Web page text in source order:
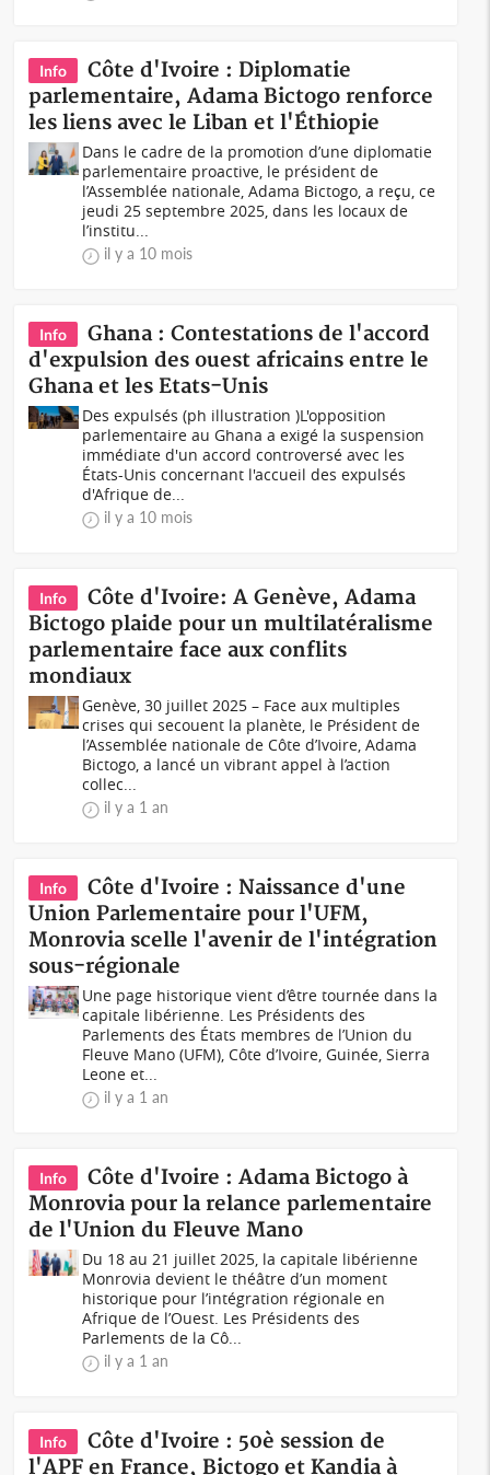
Info
Côte d'Ivoire : Diplomatie
parlementaire, Adama Bictogo renforce
les liens avec le Liban et l'Éthiopie
Dans le cadre de la promotion d’une diplomatie
parlementaire proactive, le président de
l’Assemblée nationale, Adama Bictogo, a reçu, ce
jeudi 25 septembre 2025, dans les locaux de
l’institu...
il y a 10 mois
Info
Ghana : Contestations de l'accord
d'expulsion des ouest africains entre le
Ghana et les Etats-Unis
Des expulsés (ph illustration )L'opposition
parlementaire au Ghana a exigé la suspension
immédiate d'un accord controversé avec les
États-Unis concernant l'accueil des expulsés
d'Afrique de...
il y a 10 mois
Info
Côte d'Ivoire: A Genève, Adama
Bictogo plaide pour un multilatéralisme
parlementaire face aux conflits
mondiaux
Genève, 30 juillet 2025 – Face aux multiples
crises qui secouent la planète, le Président de
l’Assemblée nationale de Côte d’Ivoire, Adama
Bictogo, a lancé un vibrant appel à l’action
collec...
il y a 1 an
Info
Côte d'Ivoire : Naissance d'une
Union Parlementaire pour l'UFM,
Monrovia scelle l'avenir de l'intégration
sous-régionale
Une page historique vient d’être tournée dans la
capitale libérienne. Les Présidents des
Parlements des États membres de l’Union du
Fleuve Mano (UFM), Côte d’Ivoire, Guinée, Sierra
Leone et...
il y a 1 an
Info
Côte d'Ivoire : Adama Bictogo à
Monrovia pour la relance parlementaire
de l'Union du Fleuve Mano
Du 18 au 21 juillet 2025, la capitale libérienne
Monrovia devient le théâtre d’un moment
historique pour l’intégration régionale en
Afrique de l’Ouest. Les Présidents des
Parlements de la Cô...
il y a 1 an
Info
Côte d'Ivoire : 50è session de
l'APF en France, Bictogo et Kandia à